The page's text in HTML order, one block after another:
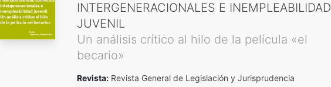
INTERGENERACIONALES E INEMPLEABILIDAD
JUVENIL
Un análisis crítico al hilo de la película «el
becario»
Revista:Revista General de Legislación y Jurisprudencia